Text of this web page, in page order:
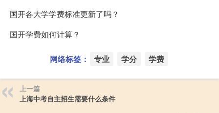
国开各大学学费标准更新了吗？
国开学费如何计算？
网络标签： 专业 学分 学费
上一篇
上海中考自主招生需要什么条件